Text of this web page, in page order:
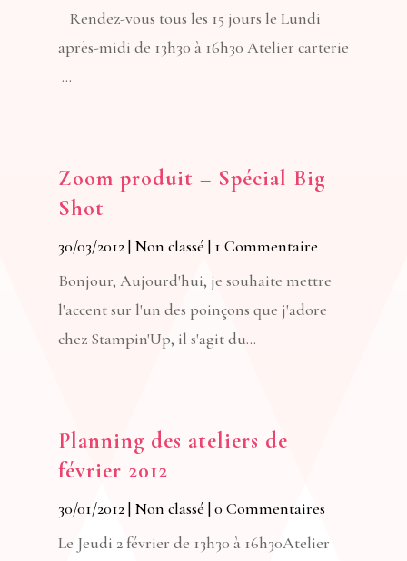
Rendez-vous tous les 15 jours le Lundi
après-midi de 13h30 à 16h30 Atelier carterie
...
Zoom produit – Spécial Big
Shot
30/03/2012| Non classé | 1 Commentaire
Bonjour, Aujourd'hui, je souhaite mettre
l'accent sur l'un des poinçons que j'adore
chez Stampin'Up, il s'agit du...
Planning des ateliers de
février 2012
30/01/2012| Non classé | 0 Commentaires
Le Jeudi 2 février de 13h30 à 16h30Atelier